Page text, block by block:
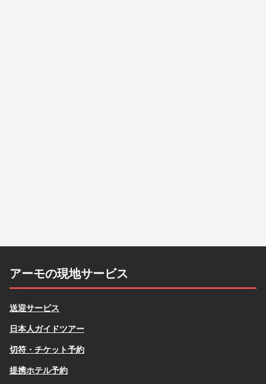
アーモの現地サービス
送迎サービス
日本人ガイドツアー
切符・チケット予約
提携ホテル予約